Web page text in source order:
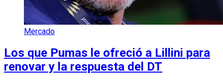
Mercado
Los que Pumas le ofreció a Lillini para
renovar y la respuesta del DT